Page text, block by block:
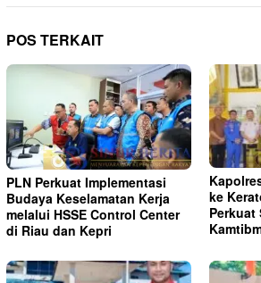
POS TERKAIT
PLN Perkuat Implementasi
Budaya Keselamatan Kerja
melalui HSSE Control Center
di Riau dan Kepri
ke
Perkuat